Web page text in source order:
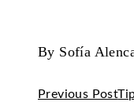
By Sofía
Previous Post